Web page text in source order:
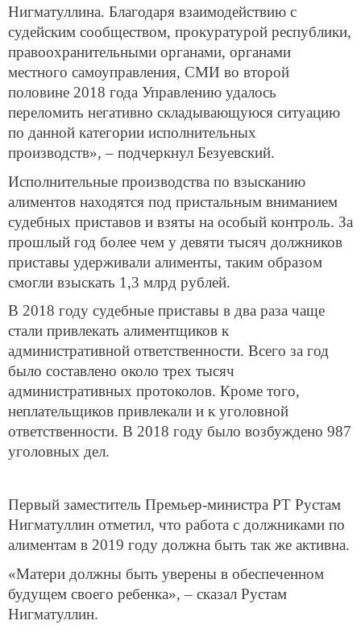
Нигматуллина. Благодаря взаимодействию с
судейским сообществом, прокуратурой республики,
правоохранительными органами, органами
местного самоуправления, СМИ во второй
половине 2018 года Управлению удалось
переломить негативно складывающуюся ситуацию
по данной категории исполнительных
производств», – подчеркнул Безуевский.
Исполнительные производства по взысканию
алиментов находятся под пристальным вниманием
судебных приставов и взяты на особый контроль. За
прошлый год более чем у девяти тысяч должников
приставы удерживали алименты, таким образом
смогли взыскать 1,3 млрд рублей.
В 2018 году судебные приставы в два раза чаще
стали привлекать алиментщиков к
административной ответственности. Всего за год
было составлено около трех тысяч
административных протоколов. Кроме того,
неплательщиков привлекали и к уголовной
ответственности. В 2018 году было возбуждено 987
уголовных дел.
Первый заместитель Премьер-министра РТ Рустам
Нигматуллин отметил, что работа с должниками по
алиментам в 2019 году должна быть так же активна.
«Матери должны быть уверены в обеспеченном
будущем своего ребенка», – сказал Рустам
Нигматуллин.